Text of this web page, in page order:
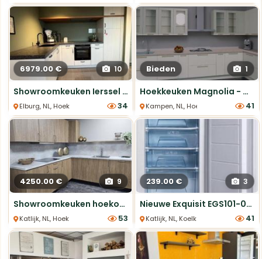
6979.00 € 10
Showroomkeuken Ierssel compleet met Etna apparatuur
Elburg, NL, Hoek keukens 34
Bieden 1
Hoekkeuken Magnolia - Compleet & Stijlvol
Kampen, NL, Hoek keukens 41
4250.00 € 9
Showroomkeuken hoekopstelling houtlook 249,5x249,5 cm ETNA
Katlijk, NL, Hoek keukens 53
239.00 € 3
Nieuwe Exquisit EGS101-080F Vriezer 80L - In Doos
Katlijk, NL, Koelkasten 41